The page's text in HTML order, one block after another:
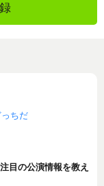
ちだ
目の公演情報を教え